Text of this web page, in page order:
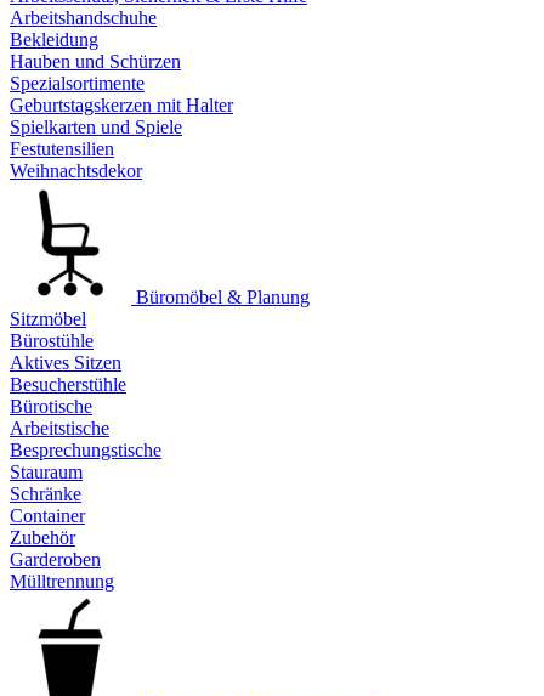
Arbeitshandschuhe
Bekleidung
Hauben und Schürzen
Spezialsortimente
Geburtstagskerzen mit Halter
Spielkarten und Spiele
Festutensilien
Weihnachtsdekor
Büromöbel & Planung
Sitzmöbel
Bürostühle
Aktives Sitzen
Besucherstühle
Bürotische
Arbeitstische
Besprechungstische
Stauraum
Schränke
Container
Zubehör
Garderoben
Mülltrennung